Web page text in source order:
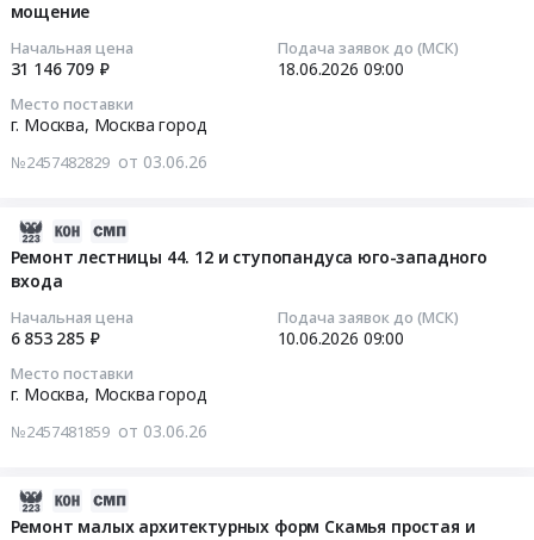
мощение
Начальная цена
31 146 709 ₽
Подача заявок до (МСК)
18.06.2026 09:00
Место поставки
г. Москва, Москва город
№2457482829 от 03.06.26
Ремонт лестницы 44. 12 и ступопандуса юго-западного
входа
Начальная цена
6 853 285 ₽
Подача заявок до (МСК)
10.06.2026 09:00
Место поставки
г. Москва, Москва город
№2457481859 от 03.06.26
Ремонт малых архитектурных форм Скамья простая и